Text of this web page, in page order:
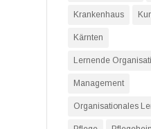
Krankenhaus
Kärnten
Lernende
Management
Organisationales